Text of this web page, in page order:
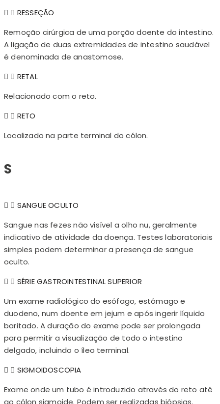
RESSEÇÃO
Remoção cirúrgica de uma porção doente do intestino.
A ligação de duas extremidades de intestino saudável
é denominada de anastomose.
RETAL
Relacionado com o reto.
RETO
Localizado na parte terminal do cólon.
S
SANGUE OCULTO
Sangue nas fezes não visível a olho nu, geralmente
indicativo de atividade da doença. Testes laboratoriais
simples podem determinar a presença de sangue
oculto.
SÉRIE GASTROINTESTINAL SUPERIOR
Um exame radiológico do esófago, estômago e
duodeno, num doente em jejum e após ingerir líquido
baritado. A duração do exame pode ser prolongada
para permitir a visualização de todo o intestino
delgado, incluindo o íleo terminal.
SIGMOIDOSCOPIA
Exame onde um tubo é introduzido através do reto até